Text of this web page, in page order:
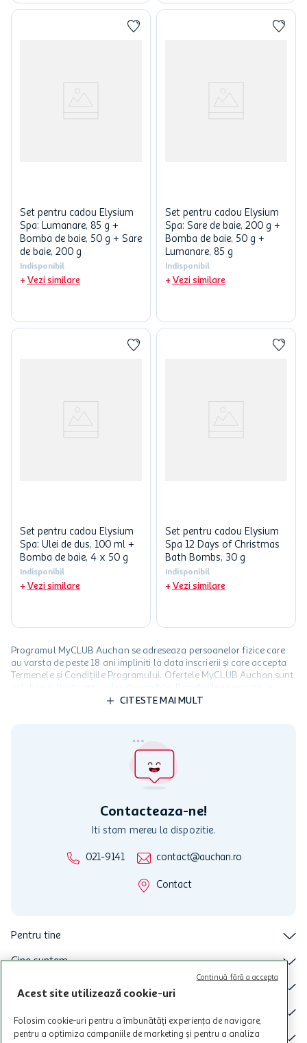
Set pentru cadou Elysium
Spa: Lumanare, 85 g +
Bomba de baie, 50 g + Sare
de baie, 200 g
Indisponibil
Vezi similare
Set pentru cadou Elysium
Spa: Sare de baie, 200 g +
Bomba de baie, 50 g +
Lumanare, 85 g
Indisponibil
Vezi similare
Set pentru cadou Elysium
Spa: Ulei de dus, 100 ml +
Bomba de baie, 4 x 50 g
Indisponibil
Vezi similare
Set pentru cadou Elysium
Spa 12 Days of Christmas
Bath Bombs, 30 g
Indisponibil
Vezi similare
Programul MyCLUB Auchan se adreseaza persoanelor fizice care
au varsta de peste 18 ani impliniti la data inscrierii și care accepta
Termenele și Condițiile Programului. Ofertele MyCLUB Auchan sunt
limita a 12 unitati / card client o singura data in perioada promotiei.
activitati in afara celor mentionate in Termene si Conditii. Auchan
nu raspunde pentru imposibilitatea utilizarii Cardului in perioada in
care aceste este suspendat sau in perioada in care sunt efectuate
CITESTE MAI MULT
Contacteaza-ne!
Iti stam mereu la dispozitie.
021-9141 contact@auchan.ro
Contact
Pentru tine
Cine suntem
Categorii principale
Acest site utilizează cookie-uri
Folosim cookie-uri pentru a îmbunătăți experiența de navigare,
pentru a optimiza campaniile de marketing și pentru a analiza
Continuă fără a accepta